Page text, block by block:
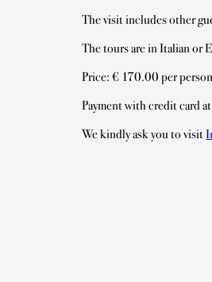
The visit includes other
The tours are in Italian or
Price: € 170.00 per
Payment with credit card
We kindly ask you to visit